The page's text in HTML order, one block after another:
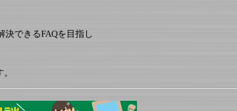
決できるFAQを目指し